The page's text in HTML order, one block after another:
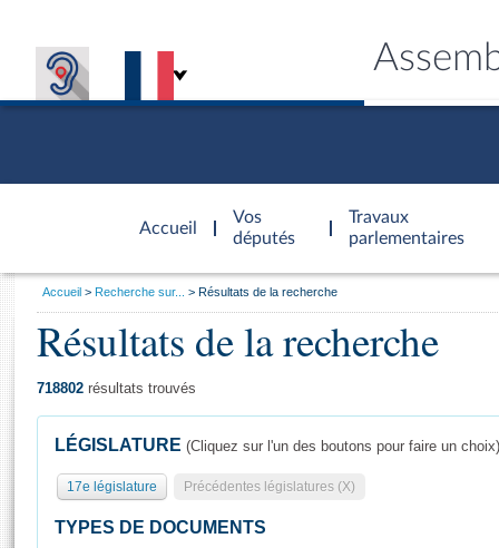
Accueil
d'accueil
Vos
députés
Travaux
parlementaires
Présidence
Séance publique
Général
Rôle et pouvoirs de l'Assemblée
Visiter l'Assemblée
Vous
Accueil Recherche sur... Résultats de la recherche
Résultats de la recherche
718802 résultats trouvés
LÉGISLATURE (Cliquez sur l'un des boutons pour faire un choix)
17e législature Précédentes législatures (X)
TYPES DE DOCUMENTS